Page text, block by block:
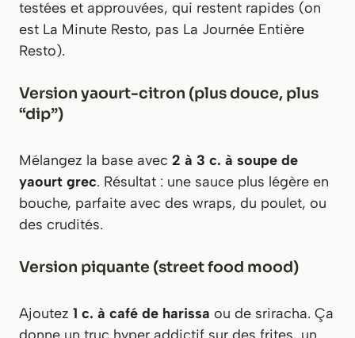
testées et approuvées, qui restent rapides (on
est La Minute Resto, pas La Journée Entière
Resto).
Version yaourt-citron (plus douce, plus
“dip”)
Mélangez la base avec 2 à 3 c. à soupe de
yaourt grec. Résultat : une sauce plus légère en
bouche, parfaite avec des wraps, du poulet, ou
des crudités.
Version piquante (street food mood)
Ajoutez 1 c. à café de harissa ou de sriracha. Ça